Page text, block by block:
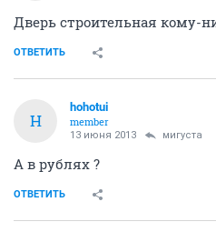
Дверь строительная кому-
ОТВЕТИТЬ
H
hohotui
member
13 июня 2013 мигуста
А в рублях ?
ОТВЕТИТЬ